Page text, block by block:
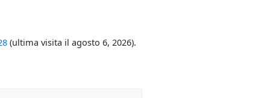
(ultima visita il agosto 6, 2026).